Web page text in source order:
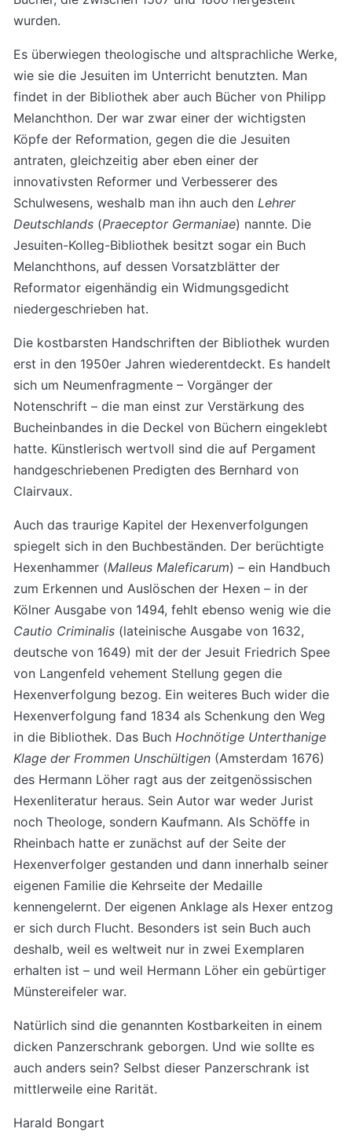
wurden.
Es überwiegen theologische und altsprachliche Werke,
wie sie die Jesuiten im Unterricht benutzten. Man
findet in der Bibliothek aber auch Bücher von Philipp
Melanchthon. Der war zwar einer der wichtigsten
Köpfe der Reformation, gegen die die Jesuiten
antraten, gleichzeitig aber eben einer der
innovativsten Reformer und Verbesserer des
Schulwesens, weshalb man ihn auch den Lehrer
Deutschlands (Praeceptor Germaniae) nannte. Die
Jesuiten-Kolleg-Bibliothek besitzt sogar ein Buch
Melanchthons, auf dessen Vorsatzblätter der
Reformator eigenhändig ein Widmungsgedicht
niedergeschrieben hat.
Die kostbarsten Handschriften der Bibliothek wurden
erst in den 1950er Jahren wiederentdeckt. Es handelt
sich um Neumenfragmente – Vorgänger der
Notenschrift – die man einst zur Verstärkung des
Bucheinbandes in die Deckel von Büchern eingeklebt
hatte. Künstlerisch wertvoll sind die auf Pergament
handgeschriebenen Predigten des Bernhard von
Clairvaux.
Auch das traurige Kapitel der Hexenverfolgungen
spiegelt sich in den Buchbeständen. Der berüchtigte
Hexenhammer (Malleus Maleficarum) – ein Handbuch
zum Erkennen und Auslöschen der Hexen – in der
Kölner Ausgabe von 1494, fehlt ebenso wenig wie die
Cautio Criminalis (lateinische Ausgabe von 1632,
deutsche von 1649) mit der der Jesuit Friedrich Spee
von Langenfeld vehement Stellung gegen die
Hexenverfolgung bezog. Ein weiteres Buch wider die
Hexenverfolgung fand 1834 als Schenkung den Weg
in die Bibliothek. Das Buch Hochnötige Unterthanige
Klage der Frommen Unschültigen (Amsterdam 1676)
des Hermann Löher ragt aus der zeitgenössischen
Hexenliteratur heraus. Sein Autor war weder Jurist
noch Theologe, sondern Kaufmann. Als Schöffe in
Rheinbach hatte er zunächst auf der Seite der
Hexenverfolger gestanden und dann innerhalb seiner
eigenen Familie die Kehrseite der Medaille
kennengelernt. Der eigenen Anklage als Hexer entzog
er sich durch Flucht. Besonders ist sein Buch auch
deshalb, weil es weltweit nur in zwei Exemplaren
erhalten ist – und weil Hermann Löher ein gebürtiger
Münstereifeler war.
Natürlich sind die genannten Kostbarkeiten in einem
dicken Panzerschrank geborgen. Und wie sollte es
auch anders sein? Selbst dieser Panzerschrank ist
mittlerweile eine Rarität.
Harald Bongart